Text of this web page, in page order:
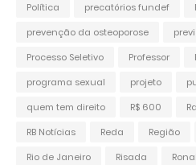
Política
precatórios fundef
prevenção da osteoporose
Processo Seletivo
Professor
programa sexual
projeto
quem tem direito
R$ 600
RB Notícias
Reda Região
Rio de Janeiro
Risada